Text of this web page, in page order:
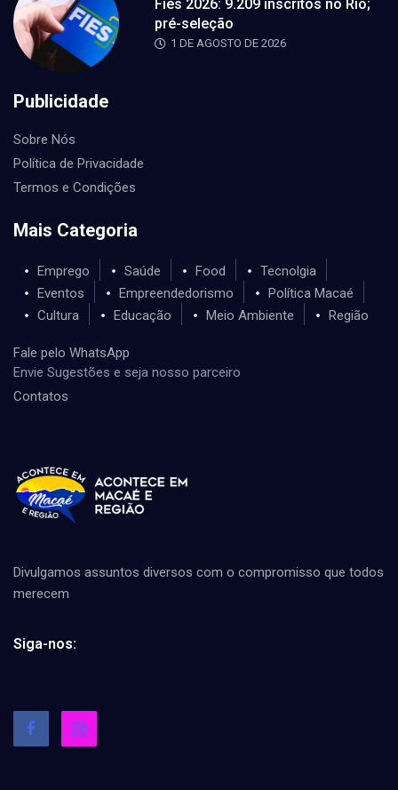
Fies 2026: 9.209 inscritos no Rio;
pré-seleção
1 DE AGOSTO DE 2026
Publicidade
Sobre Nós
Política de Privacidade
Termos e Condições
Mais Categoria
Emprego Saúde Food
Tecnolgia
Eventos
Empreendedorismo
Política Macaé
Cultura
Educação Meio Ambiente Região
Fale pelo WhatsApp
Envie Sugestões e seja nosso parceiro
Contatos
Divulgamos assuntos diversos com o compromisso que todos
merecem
Siga-nos: